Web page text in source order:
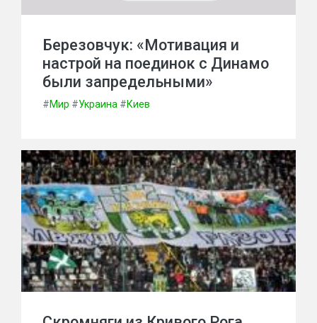
Березовчук: «Мотивация и
настрой на поединок с Динамо
были запредельными»
#Мир #Украина #Киев